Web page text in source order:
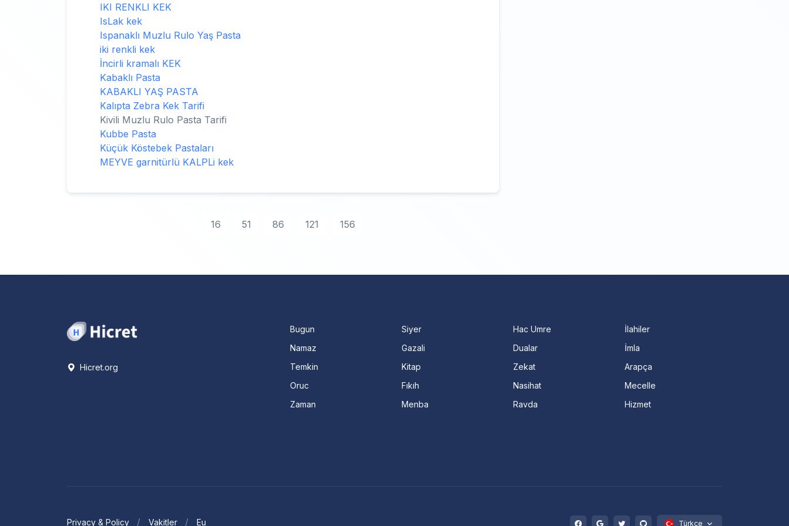
IKI RENKLI KEK
IsLak kek
Ispanaklı Muzlu Rulo Yaş Pasta
iki renkli kek
İncirli kramalı KEK
Kabaklı Pasta
KABAKLI YAŞ PASTA
Kalıpta Zebra Kek Tarifi
Kivili Muzlu Rulo Pasta Tarifi
Kubbe Pasta
Küçük Köstebek Pastaları
MEYVE garnitürlü KALPLi kek
16 51 86 121 156
Hicret.org
Bugun
Namaz
Temkin
Oruc
Zaman
Siyer
Gazali
Kitap
Fıkıh
Menba
Hac Umre
Dualar
Zekat
Nasihat
Ravda
İlahiler
İmla
Arapça
Mecelle
Hizmet
Privacy & Policy Vakitler Eu Türkçe